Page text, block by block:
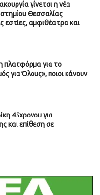
γίνεται η νέα
Θεσσαλίας
εστίες, αμφιθέατρα και
πλατφόρμα για το
για Όλους», ποιοι κάνουν
45χρονου για
και επίθεση σε